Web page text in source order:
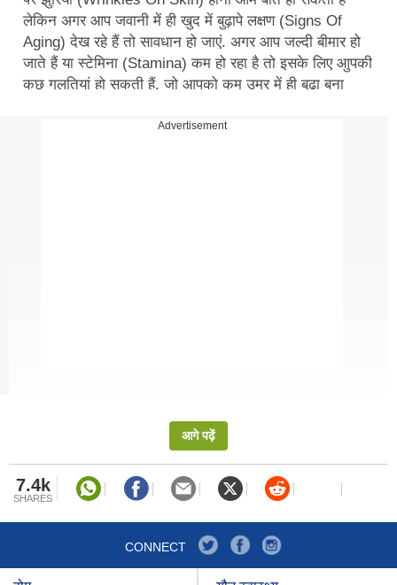
लेकिन अगर आप जवानी में ही खुद में बुढ़ापे लक्षण (Signs Of
Aging) देख रहे हैं तो सावधान हो जाएं. अगर आप जल्दी बीमार हो
जाते हैं या स्टेमिना (Stamina) कम हो रहा है तो इसके लिए आुपकी
कुछ गलतियां हो सकती हैं, जो आपको कम उम्र में ही बूढ़ा बना
इंसान बूढ़ा होने लगता है, लेकिन कुछ गलतियों (Mistakes) के
संबंधित ख़बरें
Winter Healthy Diet: हल्दी से लेकर गुड़ तक
पड़ेंगे आप बीमार
Advertisement
आगे पढ़ें
7.4k
SHARES
CONNECT